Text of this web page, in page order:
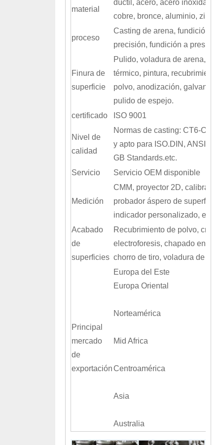
material
dúctil, acero, acero
cobre, bronce, aluminio, zinc,
proceso
Casting de arena, fundición de
precisión, fundición a presión.
Finura de
superficie
Pulido, voladura de arena,
térmico, pintura, recubrimiento
polvo, anodización,
pulido de espejo.
certificado
ISO 9001
Nivel de
calidad
Normas de casting: CT6-CT9
y apto para ISO.DIN, ANSI,
GB Standards.etc.
Servicio
Servicio OEM disponible
Medición
CMM, proyector 2D, calibrador,
probador áspero de superficie,
indicador personalizado, etc.
Acabado
de
superficies
Recubrimiento de polvo,
electroforesis, chapado en
chorro de tiro, voladura de
Principal
mercado
de
exportación
Europa del Este
Europa Oriental
Norteamérica
Mid Africa
Centroamérica
Asia
Australia